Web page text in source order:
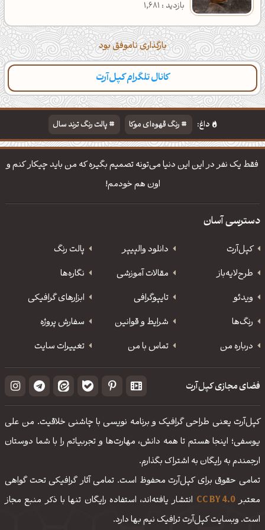
بازدید : 1,681
بارگذاری ناموفق بود
کانال تلگرام کپل‌آرت
داغ: رنگ قهوه‌ای موکا
پالت رنگ ترند سال
دانلود والپیپر مذهبی
تایپوگرافی شعر مولانا
فقط یک نفر در این این دنیا می‌تونه تصمیم بگیره که من باید چیکار کنم و
اون هم خودمم!
دسترسی آسان
کپل‌آرت دانلود‌ والپیپر
پالت رنگ
طرح‌لایه‌باز
مقالات آموزشی
نگاره‌ها
ویدئو
‌تایپوگرافی
ابزارهای گرافیکی
رنگ‌ها
شرایط و قوانین
سفارش پروژه
درباره من
تماس با من تغییرات سایت
فضای مجازی کپل‌آرت
کپل‌آرت یعنی طراحی گرافیک و برنامه نویسی با چاشنی خلاقیت. من علی
یوسفی؛ اینجا هستم تا همه دانش، مهارت‌‌ها و تجربیاتم را با شما دوستان
ارجمندم به رایگان به اشتراک بگذارم.
تمامی حقوق برای کپل‌آرت محفوظ است. تمامی آثار گرافیکی تحت گواهی
معتبرCC BY 4.0 انتشار یافته‌اند، استفاده رایگان تنها با ذکر منبع مجاز
است. وبسایت کپل‌آرت ترافیک نیم بها دارد.